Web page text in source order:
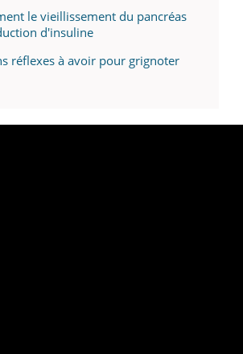
le vieillissement du pancréas
d'insuline
réflexes à avoir pour grignoter